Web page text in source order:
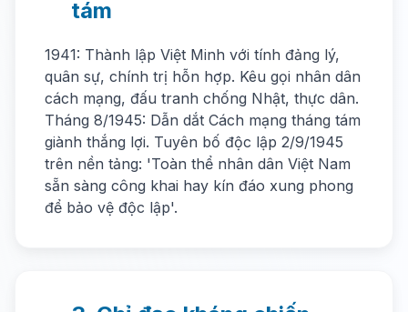
tám
1941: Thành lập Việt Minh với tính đảng lý,
quân sự, chính trị hỗn hợp. Kêu gọi nhân dân
cách mạng, đấu tranh chống Nhật, thực dân.
Tháng 8/1945: Dẫn dắt Cách mạng tháng tám
giành thắng lợi. Tuyên bố độc lập 2/9/1945
trên nền tảng: 'Toàn thể nhân dân Việt Nam
sẵn sàng công khai hay kín đáo xung phong
để bảo vệ độc lập'.